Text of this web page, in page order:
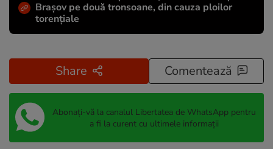
Brașov pe două tronsoane, din cauza ploilor
torențiale
Share Comentează
Abonați-vă la canalul Libertatea de WhatsApp pentru
a fi la curent cu ultimele informații